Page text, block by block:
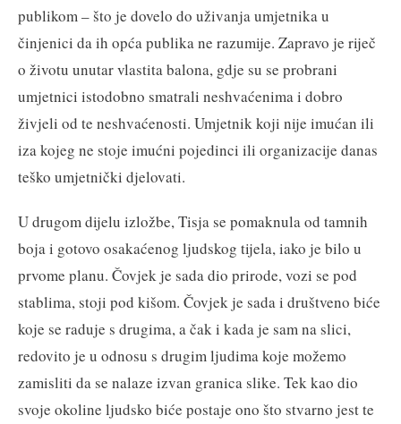
publikom – što je dovelo do uživanja umjetnika u
činjenici da ih opća publika ne razumije. Zapravo je riječ
o životu unutar vlastita balona, gdje su se probrani
umjetnici istodobno smatrali neshvaćenima i dobro
živjeli od te neshvaćenosti. Umjetnik koji nije imućan ili
iza kojeg ne stoje imućni pojedinci ili organizacije danas
teško umjetnički djelovati.
U drugom dijelu izložbe, Tisja se pomaknula od tamnih
boja i gotovo osakaćenog ljudskog tijela, iako je bilo u
prvome planu. Čovjek je sada dio prirode, vozi se pod
stablima, stoji pod kišom. Čovjek je sada i društveno biće
koje se raduje s drugima, a čak i kada je sam na slici,
redovito je u odnosu s drugim ljudima koje možemo
zamisliti da se nalaze izvan granica slike. Tek kao dio
svoje okoline ljudsko biće postaje ono što stvarno jest te